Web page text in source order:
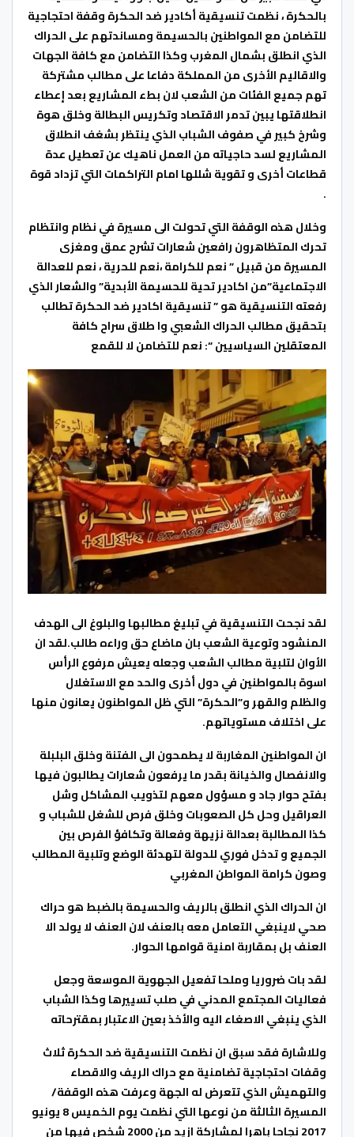
بالحكرة ، نظمت تنسيقية أكادير ضد الحكرة وقفة احتجاجية
للتضامن مع المواطنين بالحسيمة ومساندتهم على الحراك
الذي انطلق بشمال المغرب وكذا التضامن مع كافة الجهات
والاقاليم الأخرى من المملكة دفاعا على مطالب مشتركة
تهم جميع الفئات من الشعب لان بطء المشاريع بعد إعطاء
انطلاقتها يبين تدمر الاقتصاد وتكريس البطالة وخلق هوة
وشرخ كبير في صفوف الشباب الذي ينتظر بشغف انطلاق
المشاريع لسد حاجياته من العمل ناهيك عن تعطيل عدة
قطاعات أخرى و تقوية شللها امام التراكمات التي تزداد قوة
.
وخلال هذه الوقفة التي تحولت الى مسيرة في نظام وانتظام
تحرك المتظاهرون رافعين شعارات تشرح عمق ومغزى
المسيرة من قبيل ” نعم للكرامة ،نعم للحرية ، نعم للعدالة
الاجتماعية”من اكادير تحية للحسيمة الأبدية” والشعار الذي
رفعته التنسيقية هو ” تنسيقية اكادير ضد الحكرة تطالب
بتحقيق مطالب الحراك الشعبي وا طلاق سراح كافة
المعتقلين السياسيين “: نعم للتضامن لا للقمع
لقد نجحت التنسيقية في تبليغ مطالبها والبلوغ الى الهدف
المنشود وتوعية الشعب بان ماضاع حق وراءه طالب.لقد ان
الأوان لتلبية مطالب الشعب وجعله يعيش مرفوع الرأس
اسوة بالمواطنين في دول أخرى والحد مع الاستغلال
والظلم والقهر و”الحكرة” التي ظل المواطنون يعانون منها
على اختلاف مستوياتهم.
ان المواطنين المغاربة لا يطمحون الى الفتنة وخلق البلبلة
والانفصال والخيانة بقدر ما يرفعون شعارات يطالبون فيها
بفتح حوار جاد و مسؤول معهم لتذويب المشاكل وشل
العراقيل وحل كل الصعوبات وخلق فرص للشغل للشباب و
كذا المطالبة بعدالة نزيهة وفعالة وتكافؤ الفرص بين
الجميع و تدخل فوري للدولة لتهدئة الوضع وتلبية المطالب
وصون كرامة المواطن المغربي
ان الحراك الذي انطلق بالريف والحسيمة بالضبط هو حراك
صحي لاينبغي التعامل معه بالعنف لان العنف لا يولد الا
العنف بل بمقاربة امنية قوامها الحوار.
لقد بات ضروريا وملحا تفعيل الجهوية الموسعة وجعل
فعاليات المجتمع المدني في صلب تسييرها وكذا الشباب
الذي ينبغي الاصغاء اليه والأخذ بعين الاعتبار بمقترحاته
وللاشارة فقد سبق ان نظمت التنسيقية ضد الحكرة ثلاث
وقفات احتجاجية تضامنية مع حراك الريف والاقصاء
والتهميش الذي تتعرض له الجهة وعرفت هذه الوقفة/
المسيرة الثالثة من نوعها التي نظمت يوم الخميس 8 يونيو
2017 نجاحا باهرا لمشاركة ازيد من 2000 شخص فيها من